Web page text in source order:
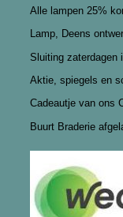
Alle lampen 25%
Lamp, Deens
Sluiting zaterdagen
Aktie, spiegels en
Cadeautje van ons
Buurt Braderie